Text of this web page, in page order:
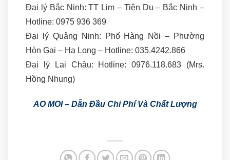
Đại lý Bắc Ninh: TT Lim – Tiên Du – Bắc Ninh –
Hotline: 0975 936 369
Đại lý Quảng Ninh: Phố Hàng Nồi – Phường
Hòn Gai – Hạ Long – Hotline: 035.4242.866
Đại lý Lai Châu: Hotline: 0976.118.683 (Mrs.
Hồng Nhung)
AO MOI – Dẫn Đầu Chi Phí Và Chất Lượng